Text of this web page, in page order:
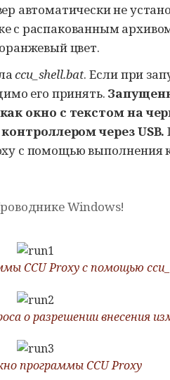
автоматически не
с распакованным
цвет.
ccu_shell.bat. Если при
его принять.
окно с текстом на
через USB.
с помощью выполнения
Windows!
CCU Proxyс помощью
о разрешении внесения
программыCCU Proxy